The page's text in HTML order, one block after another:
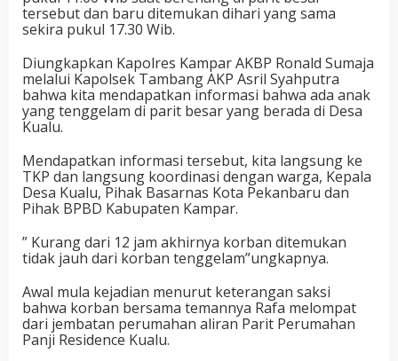
tersebut dan baru ditemukan dihari yang sama
sekira pukul 17.30 Wib.
Diungkapkan Kapolres Kampar AKBP Ronald Sumaja
melalui Kapolsek Tambang AKP Asril Syahputra
bahwa kita mendapatkan informasi bahwa ada anak
yang tenggelam di parit besar yang berada di Desa
Kualu.
Mendapatkan informasi tersebut, kita langsung ke
TKP dan langsung koordinasi dengan warga, Kepala
Desa Kualu, Pihak Basarnas Kota Pekanbaru dan
Pihak BPBD Kabupaten Kampar.
” Kurang dari 12 jam akhirnya korban ditemukan
tidak jauh dari korban tenggelam”ungkapnya.
Awal mula kejadian menurut keterangan saksi
bahwa korban bersama temannya Rafa melompat
dari jembatan perumahan aliran Parit Perumahan
Panji Residence Kualu.